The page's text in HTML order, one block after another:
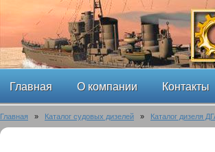
Главная О компании Контакты
Главная » Каталог судовых дизелей » Каталог дизеля